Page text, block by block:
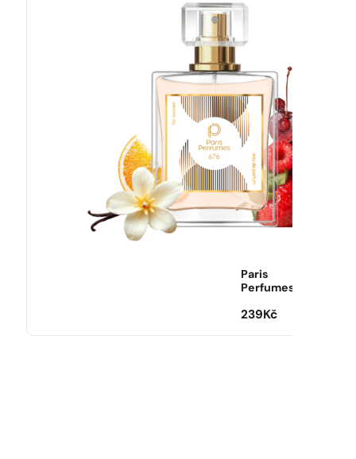
Paris
Perfumes
239 Kč